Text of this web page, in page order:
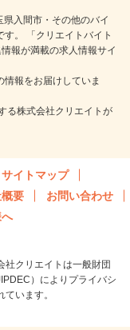
県入間市・その他のバイ
。 「クリエイトバイト
報が満載の求人情報サイ
報をお届けしていま
る株式会社クリエイトが
サイトマップ
要
お問い合わせ
社クリエイトは一般財団
）によりプライバシ
います。